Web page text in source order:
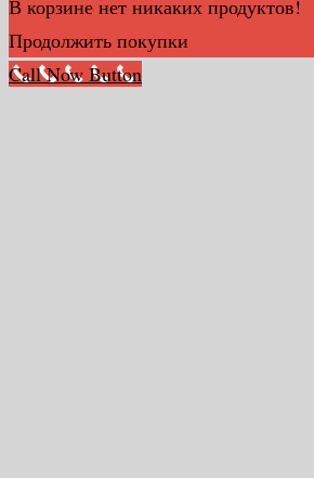
В корзине нет никаких продуктов!
Продолжить покупки
Call Now Button